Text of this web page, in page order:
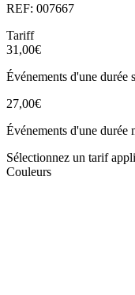
REF: 007667
Tariff
31,00€
Événements d'une durée
27,00€
Événements d'une durée
Sélectionnez un tarif
Couleurs